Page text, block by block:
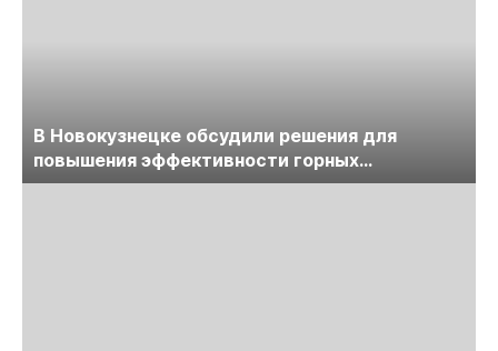
В Новокузнецке обсудили решения для
повышения эффективности горных
предприятий